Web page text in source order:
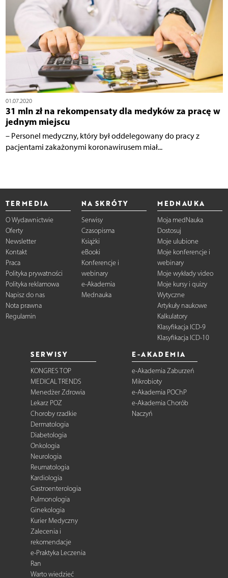
01.07.2020
31 mln zł na rekompensaty dla medyków za pracę w
jednym miejscu
– Personel medyczny, który był oddelegowany do pracy z
pacjentami zakażonymi koronawirusem miał...
TERMEDIA
O Wydawnictwie
Oferty
Newsletter
Kontakt
Praca
Polityka prywatności
Polityka reklamowa
Napisz do nas
Nota prawna
Regulamin
NA SKRÓTY
Serwisy
Czasopisma
Książki
eBooki
Konferencje i
webinary
e-Akademia
Mednauka
MEDNAUKA
Moja medNauka
Dostosuj
Moje ulubione
Moje konferencje i
webinary
Moje wykłady video
Moje kursy i quizy
Wytyczne
Artykuły naukowe
Kalkulatory
Klasyfikacja ICD-9
Klasyfikacja ICD-10
SERWISY
KONGRES TOP
MEDICAL TRENDS
Menedżer Zdrowia
Lekarz POZ
Choroby rzadkie
Dermatologia
Diabetologia
Onkologia
Neurologia
Reumatologia
Kardiologia
Gastroenterologia
Pulmonologia
Ginekologia
Kurier Medyczny
Zalecenia i
rekomendacje
e-Praktyka Leczenia
Ran
Warto wiedzieć
E-AKADEMIA
e-Akademia Zaburzeń
Mikrobioty
e-Akademia POChP
e-Akademia Chorób
Naczyń